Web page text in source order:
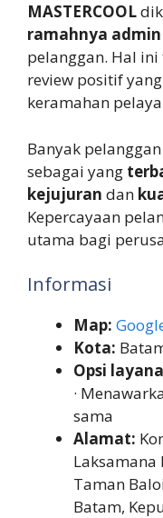
MASTERCOOL
ramahnya admin
pelanggan. Hal
review positif
keramahan
Banyak
sebagai yang
kejujuran dan
Kepercayaan
utama bagi
Informasi
Map:
Kota:
Opsi
·
sama
Alamat:
Laksamana
Taman
Batam,